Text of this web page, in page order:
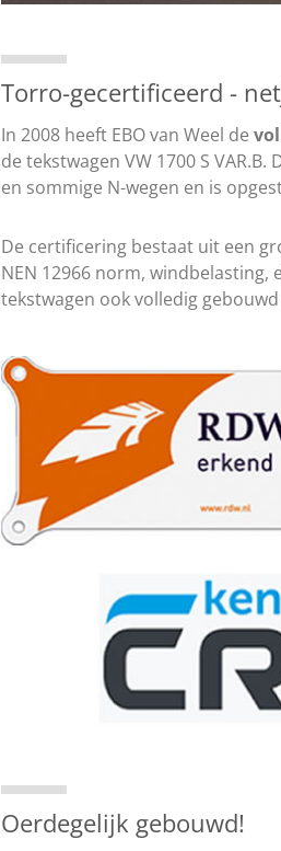
Torro-gecertificeerd -
In 2008 heeft EBO van Weel de
de tekstwagen VW 1700 S
en sommige N-wegen en is
De certificering bestaat uit een
NEN 12966 norm, windbelasting,
tekstwagen ook volledig
Oerdegelijk gebouwd!